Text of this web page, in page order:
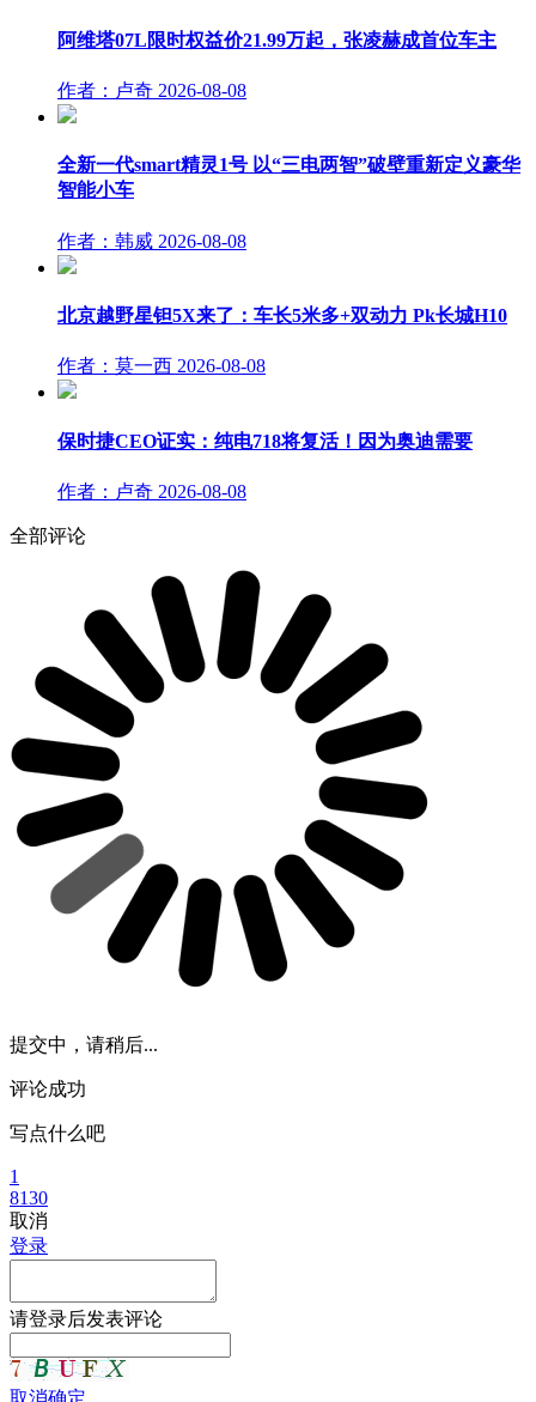
阿维塔07L限时权益价21.99万起，张凌赫成首位车主
作者：卢奇 2026-08-08
全新一代smart精灵1号 以“三电两智”破壁重新定义豪华
智能小车
作者：韩威 2026-08-08
北京越野星钽5X来了：车长5米多+双动力 Pk长城H10
作者：莫一西 2026-08-08
保时捷CEO证实：纯电718将复活！因为奥迪需要
作者：卢奇 2026-08-08
全部评论
提交中，请稍后...
评论成功
写点什么吧
1
8130
取消
登录
请登录后发表评论
取消确定